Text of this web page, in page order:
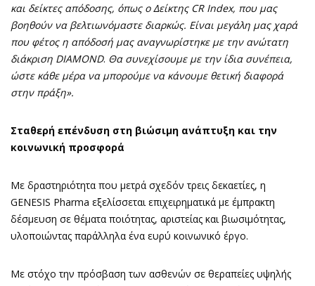
και δείκτες απόδοσης, όπως ο Δείκτης CR Index, που μας
βοηθούν να βελτιωνόμαστε διαρκώς. Είναι μεγάλη μας χαρά
που φέτος η απόδοσή μας αναγνωρίστηκε με την ανώτατη
διάκριση DIAMOND. Θα συνεχίσουμε με την ίδια συνέπεια,
ώστε κάθε μέρα να μπορούμε να κάνουμε θετική διαφορά
στην πράξη».
Σταθερή επένδυση στη βιώσιμη ανάπτυξη και την
κοινωνική προσφορά
Με δραστηριότητα που μετρά σχεδόν τρεις δεκαετίες, η
GENESIS Pharma εξελίσσεται επιχειρηματικά με έμπρακτη
δέσμευση σε θέματα ποιότητας, αριστείας και βιωσιμότητας,
υλοποιώντας παράλληλα ένα ευρύ κοινωνικό έργο.
Με στόχο την πρόσβαση των ασθενών σε θεραπείες υψηλής